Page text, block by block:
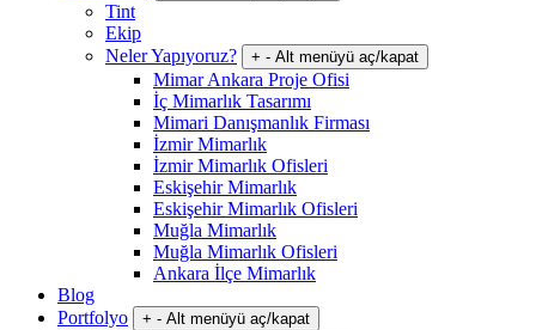
Tint
Ekip
Neler Yapıyoruz?
+ - Alt menüyü aç/kapat
Mimar Ankara Proje Ofisi
İç Mimarlık Tasarımı
Mimari Danışmanlık Firması
İzmir Mimarlık
İzmir Mimarlık Ofisleri
Eskişehir Mimarlık
Eskişehir Mimarlık Ofisleri
Muğla Mimarlık
Muğla Mimarlık Ofisleri
Ankara İlçe Mimarlık
Blog
Portfolyo
+ - Alt menüyü aç/kapat